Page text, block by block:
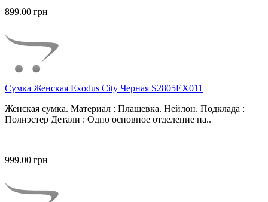
899.00 грн
Сумка Женская Exodus City Черная S2805EX011
Женская сумка. Материал : Плащевка. Нейлон. Подклада :
Полиэстер Детали : Одно основное отделение на..
999.00 грн